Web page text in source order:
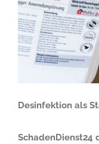
Desinfektion als
SchadenDienst24